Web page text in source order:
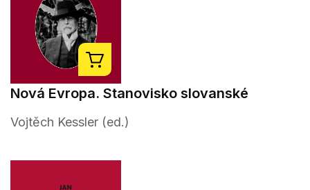
Nová Evropa. Stanovisko slovanské
Vojtěch Kessler (ed.)